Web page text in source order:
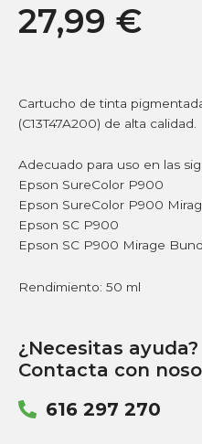
27,99 €
Cartucho de tinta
(C13T47A200) de alta calidad.
Adecuado para uso en las
Epson SureColor P900
Epson SureColor P900
Epson SC P900
Epson SC P900 Mirage
Rendimiento: 50 ml
¿Necesitas ayuda?
Contacta con
616 297 270